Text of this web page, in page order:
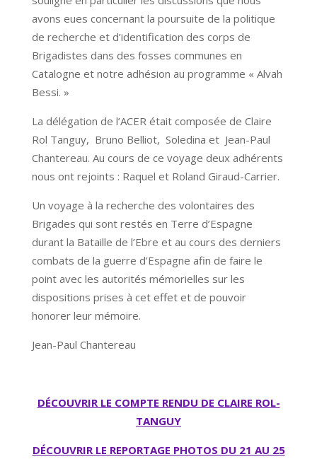
avons eues concernant la poursuite de la politique
de recherche et d’identification des corps de
Brigadistes dans des fosses communes en
Catalogne et notre adhésion au programme « Alvah
Bessi. »
La délégation de l’ACER était composée de Claire
Rol Tanguy, Bruno Belliot, Soledina et Jean-Paul
Chantereau. Au cours de ce voyage deux adhérents
nous ont rejoints : Raquel et Roland Giraud-Carrier.
Un voyage à la recherche des volontaires des
Brigades qui sont restés en Terre d’Espagne
durant la Bataille de l’Ebre et au cours des derniers
combats de la guerre d’Espagne afin de faire le
point avec les autorités mémorielles sur les
dispositions prises à cet effet et de pouvoir
honorer leur mémoire.
Jean-Paul Chantereau
DÉCOUVRIR LE COMPTE RENDU DE CLAIRE ROL-
TANGUY
DÉCOUVRIR LE REPORTAGE PHOTOS DU 21 AU 25